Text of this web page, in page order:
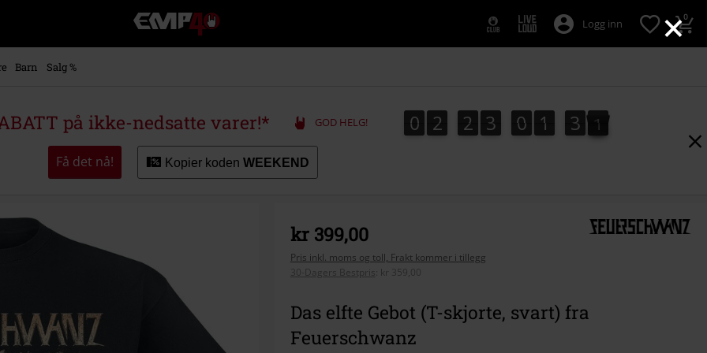
×
EMP
-
Musikk,
merch
Alternativ
mote
Logg inn 0
Barn Salg %
på ikke-nedsatte varer!* GOD HELG! 0
0 2
2 2
2 3
3 0
0 1
1 2
3
2 8
9
8
0
9
Få det nå! Kopier koden WEEKEND
kr 399,00
Pris inkl. moms og toll, Frakt kommer i tillegg
30-Dagers Bestpris
kr 359,00
Das elfte Gebot (T-skjorte, svart) fra
Feuerschwanz